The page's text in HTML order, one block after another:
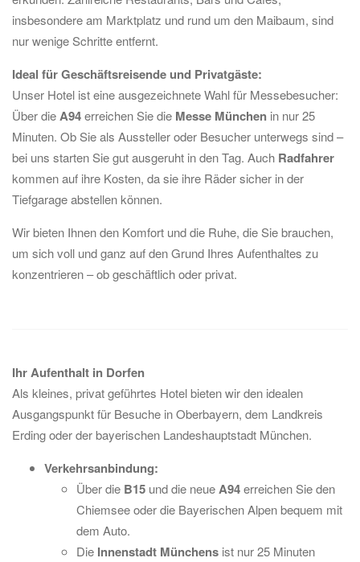
insbesondere am Marktplatz und rund um den Maibaum, sind
nur wenige Schritte entfernt.
Ideal für Geschäftsreisende und Privatgäste:
Unser Hotel ist eine ausgezeichnete Wahl für Messebesucher:
Über dieA94erreichen Sie die Messe München in nur 25
Minuten. Ob Sie als Aussteller oder Besucher unterwegs sind –
bei uns starten Sie gut ausgeruht in den Tag. Auch Radfahrer
kommen auf ihre Kosten, da sie ihre Räder sicher in der
Tiefgarage abstellen können.
Wir bieten Ihnen den Komfort und die Ruhe, die Sie brauchen,
um sich voll und ganz auf den Grund Ihres Aufenthaltes zu
konzentrieren – ob geschäftlich oder privat.
Ihr Aufenthalt in Dorfen
Als kleines, privat geführtes Hotel bieten wir den idealen
Ausgangspunkt für Besuche in Oberbayern, dem Landkreis
Erding oder der bayerischen Landeshauptstadt München.
Verkehrsanbindung:
Über die B15 und die neueA94erreichen Sie den
Chiemsee oder die Bayerischen Alpen bequem mit
dem Auto.
Die Innenstadt Münchens ist nur 25 Minuten